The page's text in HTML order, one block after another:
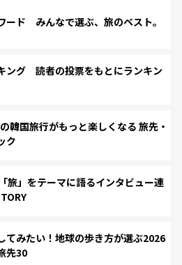
ード みんなで選ぶ、旅のベスト。
ング 読者の投票をもとにランキン
国旅行がもっと楽しくなる 旅先・
ク
旅」をテーマに語るインタビュー連
てみたい！地球の歩き方が選ぶ2026
先30